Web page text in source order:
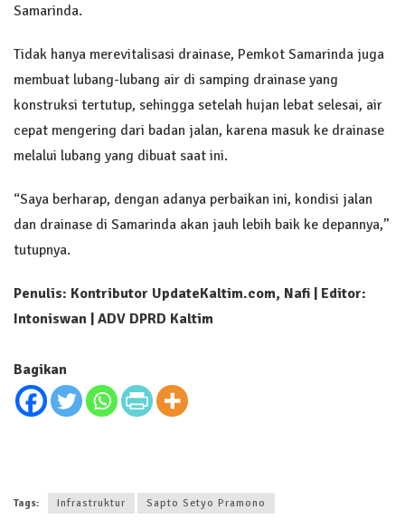
Samarinda.
Tidak hanya merevitalisasi drainase, Pemkot Samarinda juga
membuat lubang-lubang air di samping drainase yang
konstruksi tertutup, sehingga setelah hujan lebat selesai, air
cepat mengering dari badan jalan, karena masuk ke drainase
melalui lubang yang dibuat saat ini.
“Saya berharap, dengan adanya perbaikan ini, kondisi jalan
dan drainase di Samarinda akan jauh lebih baik ke depannya,”
tutupnya.
Penulis: Kontributor UpdateKaltim.com, Nafi | Editor:
Intoniswan | ADV DPRD Kaltim
Bagikan
Tags: Infrastruktur Sapto Setyo Pramono